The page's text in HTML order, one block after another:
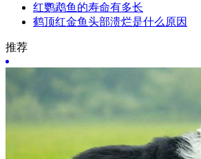
红鹦鹉鱼的寿命有多长
鹤顶红金鱼头部溃烂是什么原因
推荐